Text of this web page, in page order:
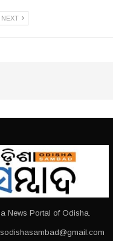
NEXT
News Portal of Odisha.